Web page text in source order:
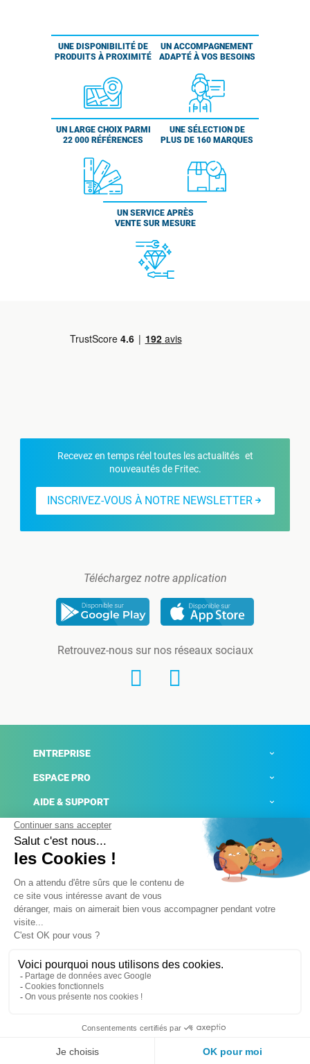
UNE DISPONIBILITÉ DE
PRODUITS À PROXIMITÉ
UN ACCOMPAGNEMENT
ADAPTÉ À VOS BESOINS
UN LARGE CHOIX PARMI
22 000 RÉFÉRENCES
UNE SÉLECTION DE
PLUS DE 160 MARQUES
UN SERVICE APRÈS
VENTE SUR MESURE
Recevez en temps réel toutes les actualités et
nouveautés de Fritec.
INSCRIVEZ-VOUS À NOTRE NEWSLETTER
Téléchargez notre application
Retrouvez-nous sur nos réseaux sociaux
ENTREPRISE
ESPACE PRO
AIDE & SUPPORT
ACTUALITÉS
Mentions légales
Conditions générales de ventes
Plateforme de signalement